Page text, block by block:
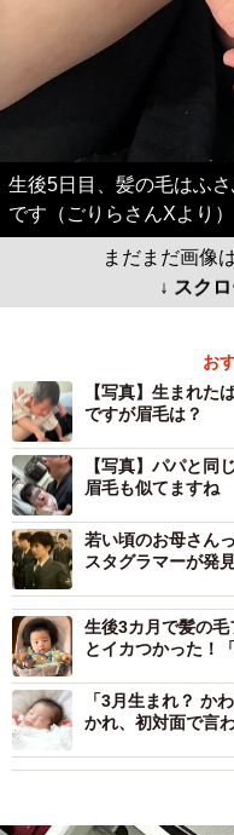
生後5日目、髪の毛はふ
です（ごりらさんXより）
まだまだ画像
↓ スク
お
【写真】生まれた
ですが眉毛は？
【写真】パパと同
眉毛も似てますね
若い頃のお母さん
スタグラマーが発
生後3カ月で髪の
とイカつかった！
「3月生まれ？ か
かれ、初対面で言